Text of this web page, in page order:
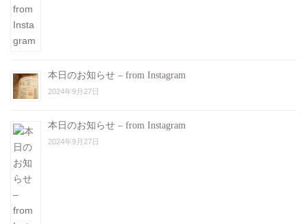
本日のお知らせ – from Instagram
2024年9月27日
本日のお知らせ – from Instagram
2024年9月27日